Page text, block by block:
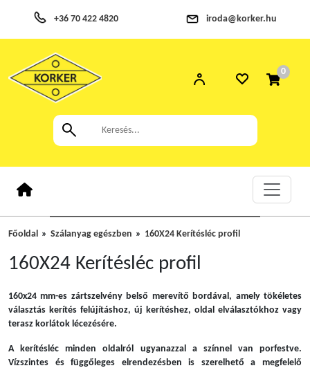
+36 70 422 4820 iroda@korker.hu
0
Főoldal Szálanyag egészben 160X24 Kerítésléc profil
160X24 Kerítésléc profil
160x24 mm-es zártszelvény belső merevítő bordával, amely tökéletes
választás kerítés felújításhoz, új kerítéshez, oldal elválasztókhoz vagy
terasz korlátok lécezésére.
A kerítésléc minden oldalról ugyanazzal a színnel van porfestve.
Vízszintes és függőleges elrendezésben is szerelhető a megfelelő